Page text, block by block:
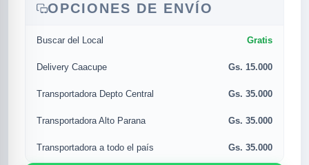
MUSICAL
POPULARES
OPCIONES DE ENVÍO
Buscar del Local Gratis
Delivery Caacupe Gs. 15.000
Transportadora Depto Central Gs. 35.000
Transportadora Alto Parana Gs. 35.000
Transportadora a todo el país Gs. 35.000